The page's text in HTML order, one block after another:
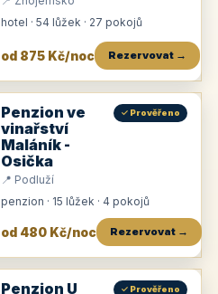
hotel · 54 lůžek · 27 pokojů
od 875 Kč/noc Rezervovat →
Penzion ve
vinařství
Maláník -
Osička
✓ Prověřeno
📍 Podluží
penzion · 15 lůžek · 4 pokojů
od 480 Kč/noc Rezervovat →
Penzion U
✓ Prověřeno